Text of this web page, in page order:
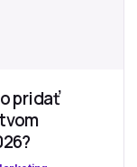
pridať